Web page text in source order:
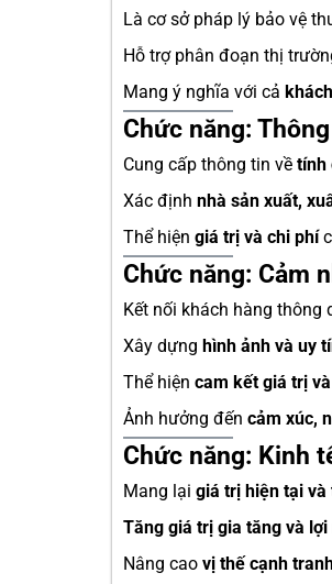
Là cơ sở pháp lý bảo vệ
Hỗ trợ phân đoạn thị
Mang ý nghĩa với cả
Chức năng:
Cung cấp thông tin về tính
Xác định nhà sản xuất,
Thể hiện giá trị và chi phí
Chức năng: Cảm
Kết nối khách hàng thông
Xây dựng hình ảnh và uy
Thể hiện cam kết giá trị
Ảnh hưởng đến cảm xúc,
Chức năng: Kinh
Mang lại giá trị hiện tại và
Tăng giá trị gia tăng và lợi
Nâng cao vị thế cạnh